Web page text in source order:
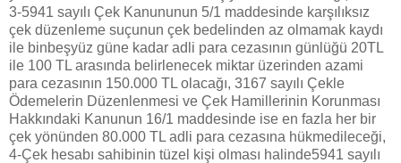
3-5941 sayılı Çek Kanununun 5/1 maddesinde karşılıksız
çek düzenleme suçunun çek bedelinden az olmamak kaydı
ile binbeşyüz güne kadar adli para cezasının günlüğü 20TL
ile 100 TL arasında belirlenecek miktar üzerinden azami
para cezasının 150.000 TL olacağı, 3167 sayılı Çekle
Ödemelerin Düzenlenmesi ve Çek Hamillerinin Korunması
Hakkındaki Kanunun 16/1 maddesinde ise en fazla her bir
çek yönünden 80.000 TL adli para cezasına hükmedileceği,
4-Çek hesabı sahibinin tüzel kişi olması halinde5941 sayılı